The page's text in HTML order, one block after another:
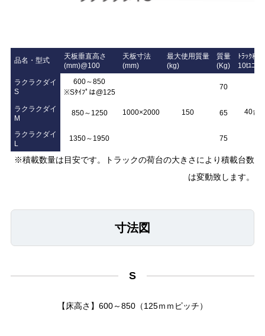
品名・型式
天板垂直高さ
(mm)@100
天板寸法
(mm)
最大使用質量
(kg)
質量
(Kg)
ﾄﾗｯｸ積
10tﾕﾆｯｸ
ラクラクダイ
S
600～850
※Sﾀｲﾌﾟは@125
1000×2000 150
70
40台
ラクラクダイ
M
850～1250 65
ラクラクダイ
L
1350～1950 75
※積載数量は目安です。トラックの荷台の大きさにより積載台数
は変動致します。
寸法図
S
【床高さ】600～850（125ｍｍピッチ）